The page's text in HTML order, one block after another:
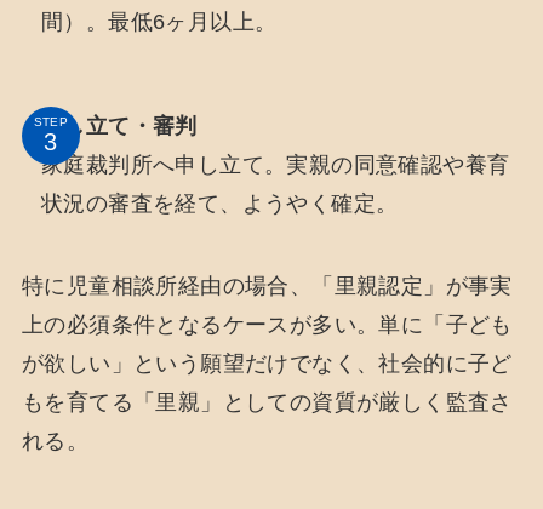
間）。最低6ヶ月以上。
STEP
申し立て・審判
家庭裁判所へ申し立て。実親の同意確認や養育
状況の審査を経て、ようやく確定。
特に児童相談所経由の場合、「里親認定」が事実
上の必須条件となるケースが多い。単に「子ども
が欲しい」という願望だけでなく、社会的に子ど
もを育てる「里親」としての資質が厳しく監査さ
れる。